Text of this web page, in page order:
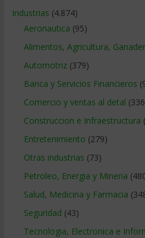
Industrias (4.874)
Aeronautica (95)
Alimentos, Agricultura,
Automotriz(379)
Banca y Servicios Financieros
Comercio y ventas al detal
Construccion e Infraestructura
Entretenimiento (279)
Otras industrias (73)
Petroleo, Energia y Mineria
Salud, Medicina y Farmacia
Seguridad (43)
Tecnologia, Electronica e